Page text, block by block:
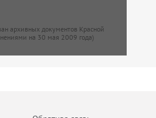
архивных документов Красной
на 30 мая 2009 года)